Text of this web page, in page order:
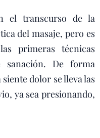
el transcurso de la
del masaje, pero es
primeras técnicas
sanación. De forma
dolor se lleva las
ya sea presionando,